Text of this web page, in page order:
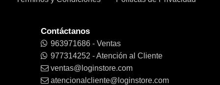
Contáctanos
963971686 - Ventas
977314252 - Atención al Cliente
ventas@loginstore.com
atencionalcliente@loginstore.com